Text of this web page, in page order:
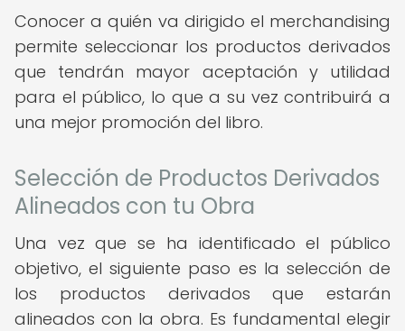
Conocer a quién va dirigido el merchandising
permite seleccionar los productos derivados
que tendrán mayor aceptación y utilidad
para el público, lo que a su vez contribuirá a
una mejor promoción del libro.
Selección de Productos Derivados
Alineados con tu Obra
Una vez que se ha identificado el público
objetivo, el siguiente paso es la selección de
los productos derivados que estarán
alineados con la obra. Es fundamental elegir